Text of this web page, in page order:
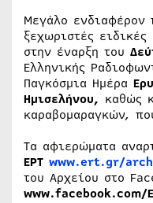
Μεγάλο ενδιαφέρον
ξεχωριστές
στην έναρξη του
Ελληνικής
Παγκόσμια Ημέρα
Ημισελήνου, καθώς
καραβομαραγκών,
Τα αφιερώματα
ΕΡΤ www.ert.gr/
του Αρχείου στο
www.facebook.com/